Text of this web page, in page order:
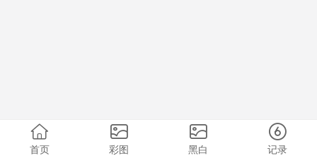
首页 彩图 黑白 记录